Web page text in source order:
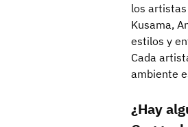
los artistas
Kusama,
estilos y
Cada
ambiente
¿Hay